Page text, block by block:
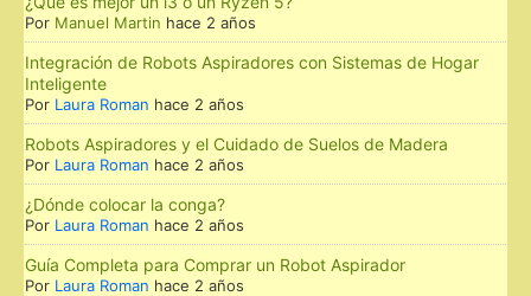
Por Manuel Martin hace 2 años
Integración de Robots Aspiradores con Sistemas de Hogar
Inteligente
Por Laura Roman hace 2 años
Robots Aspiradores y el Cuidado de Suelos de Madera
Por Laura Roman hace 2 años
¿Dónde colocar la conga?
Por Laura Roman hace 2 años
Guía Completa para Comprar un Robot Aspirador
Por Laura Roman hace 2 años